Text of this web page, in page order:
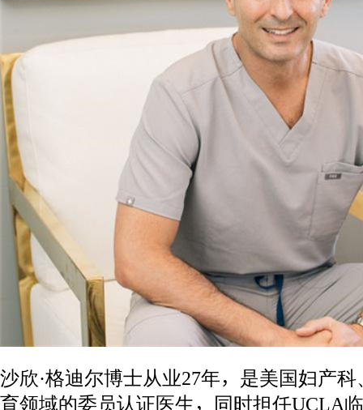
沙欣·格迪尔博士从业27年，是美国妇产
育领域的委员认证医生，同时担任UCLA